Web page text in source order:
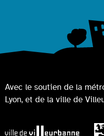
Avec le soutien de la
Lyon, et de la ville de